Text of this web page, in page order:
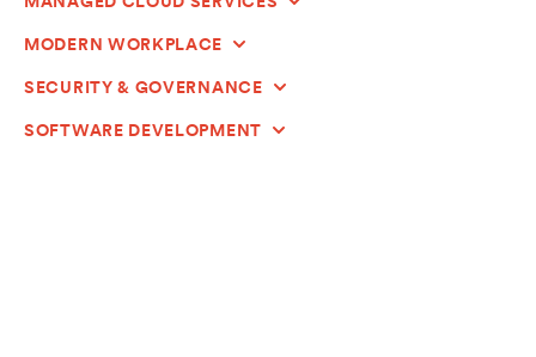
MODERN WORKPLACE
SECURITY & GOVERNANCE
SOFTWARE DEVELOPMENT